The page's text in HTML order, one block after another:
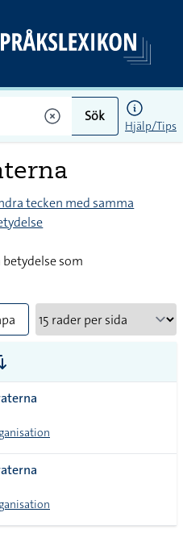
Sök
Hjälp/Tips
tecken med samma
som